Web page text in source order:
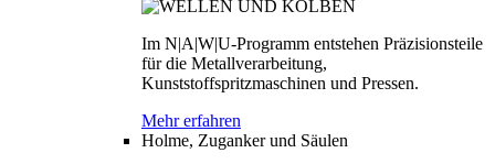
Im N|A|W|U-Programm entstehen Präzisionsteile
für die Metallverarbeitung,
Kunststoffspritzmaschinen und Pressen.
Mehr erfahren
Holme, Zuganker und Säulen